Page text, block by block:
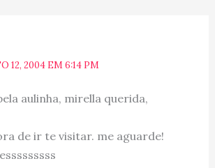
12, 2004 EM 6:14 PM
aulinha, mirella querida,
de ir te visitar. me aguarde!